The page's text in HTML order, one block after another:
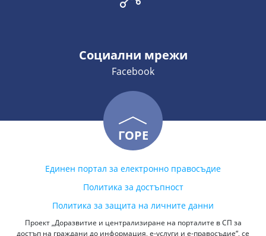
Социални мрежи
Facebook
ГОРЕ
Единен портал за електронно правосъдие
Политика за достъпност
Политика за защита на личните данни
Проект „Доразвитие и централизиране на порталите в СП за
достъп на граждани до информация, е-услуги и е-правосъдие“, се